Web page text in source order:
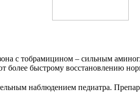
с тобрамицином – сильным
более быстрому восстановлению
наблюдением педиатра.